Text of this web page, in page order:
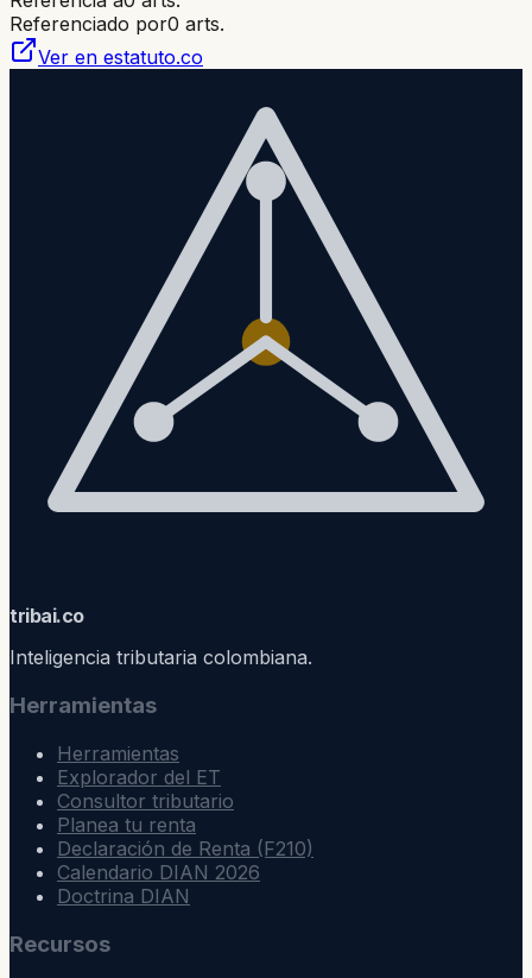
Referenciado por0 arts.
Ver en estatuto.co
tribai.co
Inteligencia tributaria colombiana.
Herramientas
Herramientas
Explorador del ET
Consultor tributario
Planea tu renta
Declaración de Renta (F210)
Calendario DIAN 2026
Doctrina DIAN
Recursos